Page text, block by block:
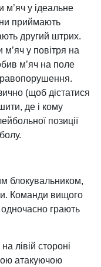
м’яч у ідеальне
приймають
другий штрих.
м’яч у повітря на
м’яч на поле
(щоб дістатися
де і кому
позиції
блокувальником,
Команди вищого
одночасно грають
лівій стороні
атакуючою